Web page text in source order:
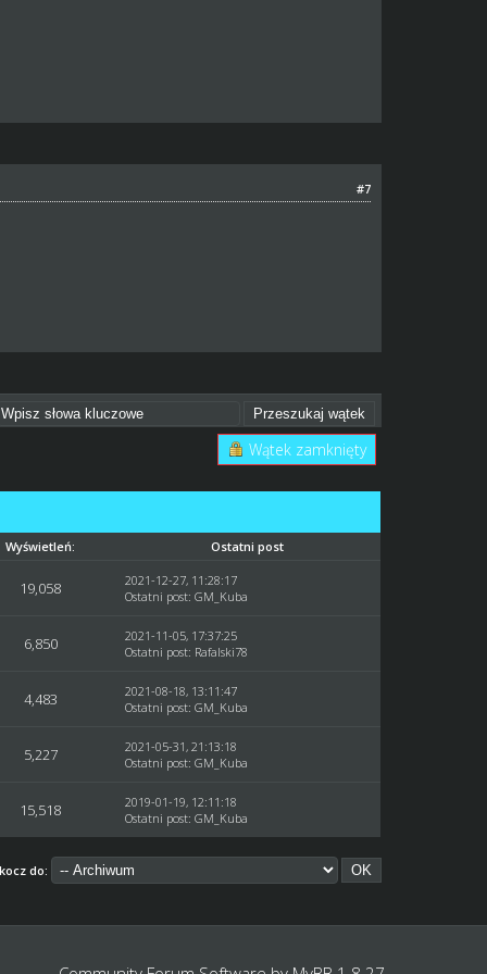
#7
Wątek zamknięty
Wyświetleń: Ostatni post
19,058
2021-12-27, 11:28:17
Ostatni post:GM_Kuba
6,850
2021-11-05, 17:37:25
Ostatni post: Rafalski78
4,483
2021-08-18, 13:11:47
Ostatni post:GM_Kuba
5,227
2021-05-31, 21:13:18
Ostatni post:GM_Kuba
15,518
2019-01-19, 12:11:18
Ostatni post:GM_Kuba
do: